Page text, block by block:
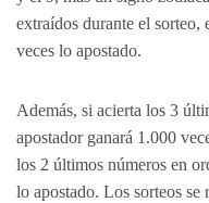
extraídos durante el
veces lo apostado.
Además, si acierta los 3
apostador ganará 1.000
los 2 últimos números en
lo apostado. Los sorteos